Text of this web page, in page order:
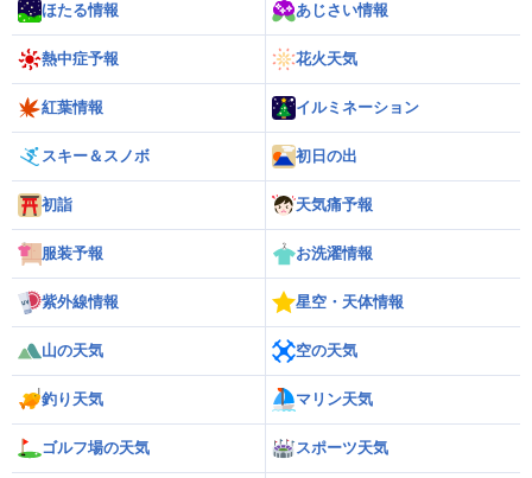
ほたる情報 あじさい情報
熱中症予報 花火天気
紅葉情報 イルミネーション
スキー＆スノボ 初日の出
初詣 天気痛予報
服装予報 お洗濯情報
紫外線情報 星空・天体情報
山の天気 空の天気
釣り天気 マリン天気
ゴルフ場の天気 スポーツ天気